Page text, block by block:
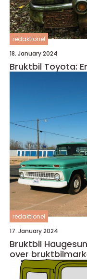
redaktionel
18. January 2024
Bruktbil Toyota:
redaktionel
17. January 2024
Bruktbil
over